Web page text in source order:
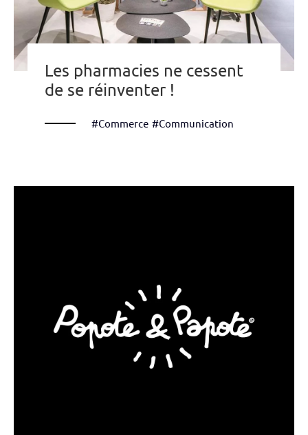
Les pharmacies ne cessent
de se réinventer !
#Commerce #Communication